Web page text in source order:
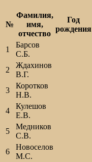
№
Фамилия,
имя,
отчество
Год
рождения
1
Барсов
С.Б.
2
Ждахинов
В.Г.
3
Коротков
Н.В.
4
Кулешов
Е.В.
5
Медников
С.В.
6
Новоселов
М.С.